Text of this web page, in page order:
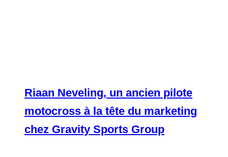
Riaan Neveling, un ancien pilote
motocross à la tête du marketing
chez Gravity Sports Group